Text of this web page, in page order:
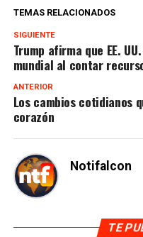
TEMAS RELACIONADOS
SIGUIENTE
Trump afirma que EE.
mundial al contar
ANTERIOR
Los cambios cotidianos
corazón
Notifalcon
TE